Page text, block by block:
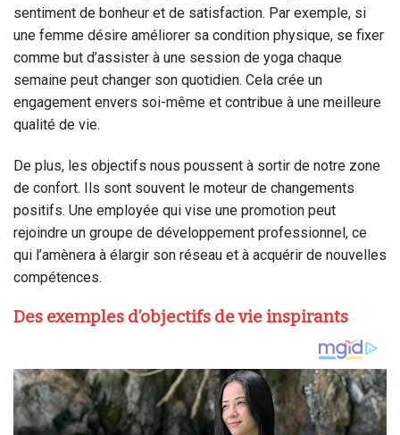
sentiment de bonheur et de satisfaction. Par exemple, si
une femme désire améliorer sa condition physique, se fixer
comme but d’assister à une session de yoga chaque
semaine peut changer son quotidien. Cela crée un
engagement envers soi-même et contribue à une meilleure
qualité de vie.
De plus, les objectifs nous poussent à sortir de notre zone
de confort. Ils sont souvent le moteur de changements
positifs. Une employée qui vise une promotion peut
rejoindre un groupe de développement professionnel, ce
qui l’amènera à élargir son réseau et à acquérir de nouvelles
compétences.
Des exemples d’objectifs de vie inspirants